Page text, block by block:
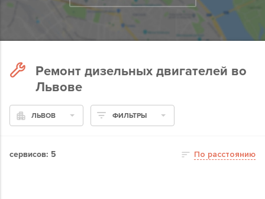
Ремонт дизельных двигателей во
Львове
ЛЬВОВ ФИЛЬТРЫ
сервисов: 5 По расстоянию